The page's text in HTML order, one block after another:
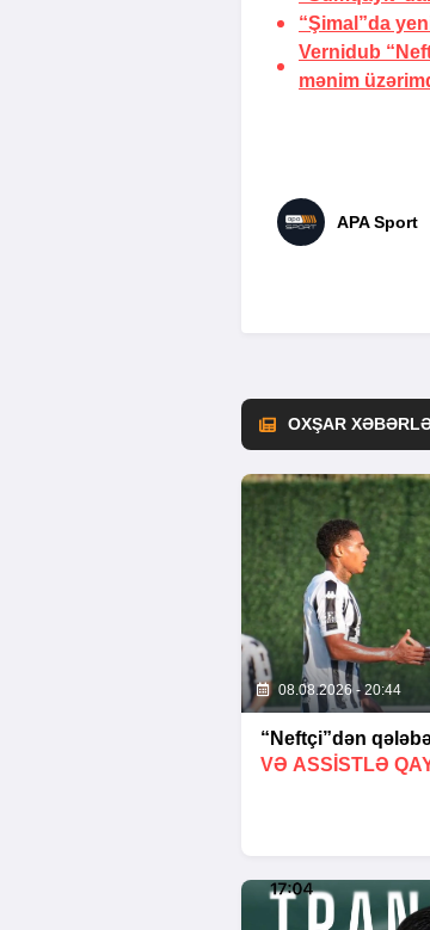
“Şimal”da
Vernidub
mənim
APA Sport
OXŞAR
08.08.2026 - 20:44
“Neftçi”dən
VƏ ASSİSTLƏ